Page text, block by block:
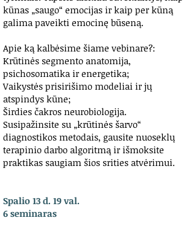
kūnas „saugo“ emocijas ir kaip per kūną
galima paveikti emocinę būseną.
Apie ką kalbėsime šiame vebinare?:
Krūtinės segmento anatomija,
psichosomatika ir energetika;
Vaikystės prisirišimo modeliai ir jų
atspindys kūne;
Širdies čakros neurobiologija.
Susipažinsite su „krūtinės šarvo“
diagnostikos metodais, gausite nuoseklų
terapinio darbo algoritmą ir išmoksite
praktikas saugiam šios srities atvėrimui.
Spalio 13 d. 19 val.
6 seminaras